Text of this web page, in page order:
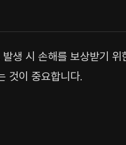
생 시 손해를 보상받기
것이 중요합니다.